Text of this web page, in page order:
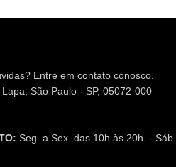
Entre em contato conosco.
São Paulo - SP, 05072-000
Seg. a Sex. das 10h às 20h - Sáb